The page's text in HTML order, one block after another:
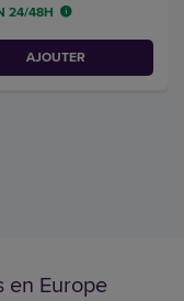
24/48H
AJOUTER
en Europe